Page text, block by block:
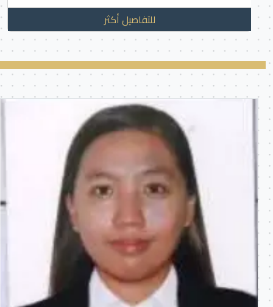
للتفاصيل أكثر